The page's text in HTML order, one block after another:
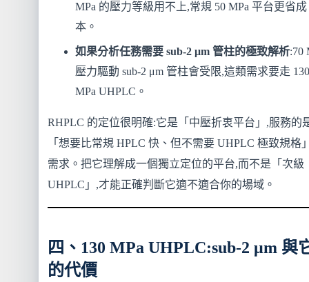
MPa 的壓力等級用不上,常規 50 MPa 平台更省成
本。
如果分析任務需要 sub-2 μm 管柱的極致解析:70
壓力驅動 sub-2 μm 管柱會受限,這類需求要走 130
MPa UHPLC。
RHPLC 的定位很明確:它是「中壓折衷平台」,服務的
「想要比常規 HPLC 快、但不需要 UHPLC 極致規格
需求。把它理解成一個獨立定位的平台,而不是「次級
UHPLC」,才能正確判斷它適不適合你的場域。
四、130 MPa UHPLC:sub-2 μm 與
的代價